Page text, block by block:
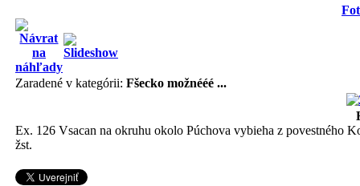
Zaradené v kategórii: Fšecko možnééé ...
Ex. 126 Vsacan na okruhu okolo Púchova vybieha z povestného
žst.